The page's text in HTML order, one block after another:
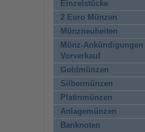
Einzelstücke
2 Euro Münzen
Münzneuheiten
Münz-Ankündigungen |
Vorverkauf
Goldmünzen
Silbermünzen
Platinmünzen
Anlagemünzen
Banknoten